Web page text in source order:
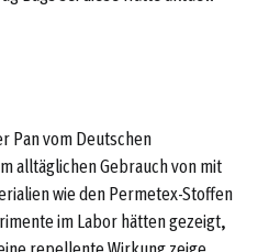
Pan vom Deutschen
alltäglichen Gebrauch von mit
wie den Permetex-Stoffen
im Labor hätten gezeigt,